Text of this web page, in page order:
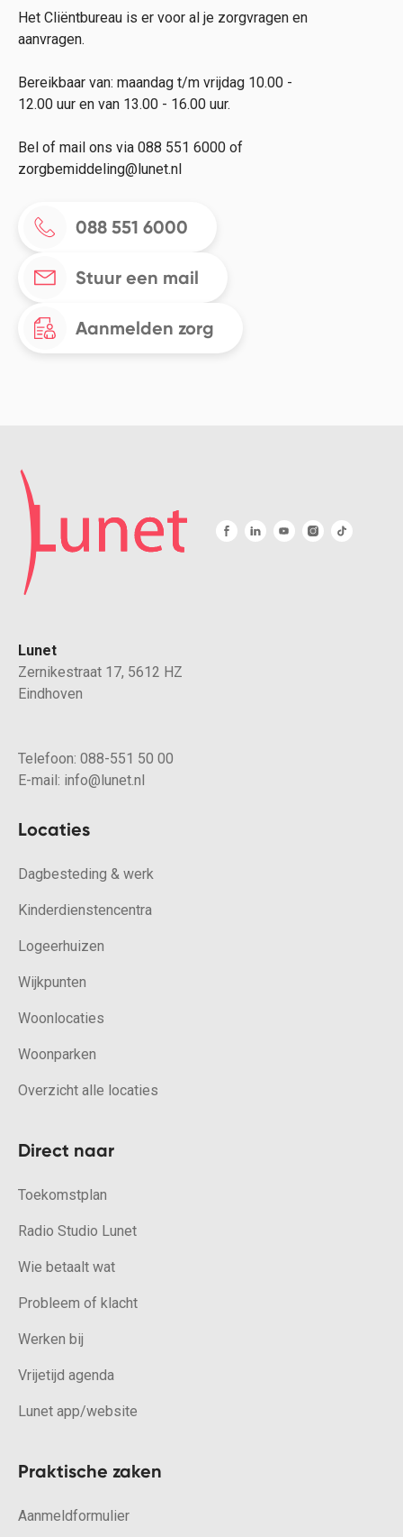
Het Cliëntbureau is er voor al je zorgvragen en
aanvragen.
Bereikbaar van: maandag t/m vrijdag 10.00 -
12.00 uur en van 13.00 - 16.00 uur.
Bel of mail ons via 088 551 6000 of
zorgbemiddeling@lunet.nl
088 551 6000
Stuur een mail
Aanmelden zorg
Lunet
Zernikestraat 17, 5612 HZ
Eindhoven
Telefoon: 088-551 50 00
E-mail: info@lunet.nl
Locaties
Dagbesteding & werk
Kinderdienstencentra
Logeerhuizen
Wijkpunten
Woonlocaties
Woonparken
Overzicht alle locaties
Direct naar
Toekomstplan
Radio Studio Lunet
Wie betaalt wat
Probleem of klacht
Werken bij
Vrijetijd agenda
Lunet app/website
Praktische zaken
Aanmeldformulier